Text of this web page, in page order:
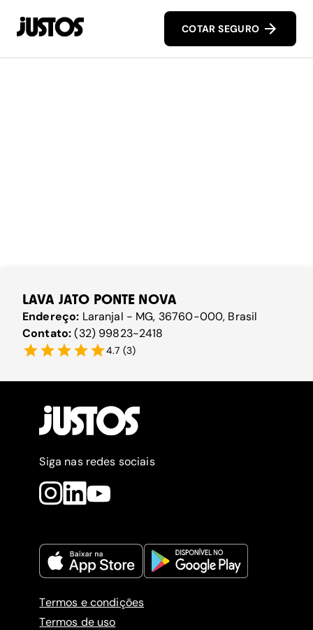
COTAR SEGURO
LAVA JATO PONTE NOVA
Endereço: Laranjal - MG, 36760-000, Brasil
Contato:(32) 99823-2418
4.7 (3)
Siga nas redes sociais
Termos e condições
Termos de uso